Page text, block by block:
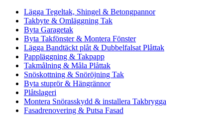
Lägga Tegeltak, Shingel & Betongpannor
Takbyte & Omläggning Tak
Byta Garagetak
Byta Takfönster & Montera Fönster
Lägga Bandtäckt plåt & Dubbelfalsat Plåttak
Pappläggning & Takpapp
Takmålning & Måla Plåttak
Snöskottning & Snöröjning Tak
Byta stuprör & Hängrännor
Plåtslageri
Montera Snörasskydd & installera Takbrygga
Fasadrenovering & Putsa Fasad